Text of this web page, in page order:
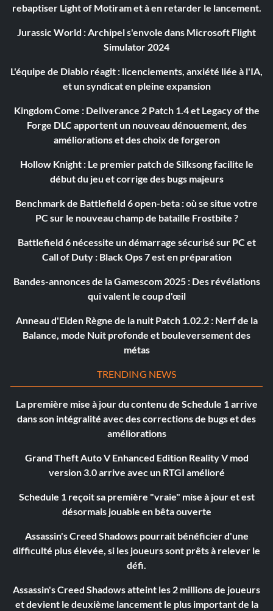
rebaptiser Light of Motiram et à en retarder le lancement.
Jurassic World : Archipel s'envole dans Microsoft Flight
Simulator 2024
L'équipe de Diablo réagit : licenciements, anxiété liée à l'IA,
et un syndicat en pleine expansion
Kingdom Come : Deliverance 2 Patch 1.4 et Legacy of the
Forge DLC apportent un nouveau dénouement, des
améliorations et des choix de forgeron
Hollow Knight : Le premier patch de Silksong facilite le
début du jeu et corrige des bugs majeurs
Benchmark de Battlefield 6 open-beta : où se situe votre
PC sur le nouveau champ de bataille Frostbite ?
Battlefield 6 nécessite un démarrage sécurisé sur PC et
Call of Duty : Black Ops 7 est en préparation
Bandes-annonces de la Gamescom 2025 : Des révélations
qui valent le coup d'œil
Anneau d'Elden Règne de la nuit Patch 1.02.2 : Nerf de la
Balance, mode Nuit profonde et bouleversement des
métas
TRENDING NEWS
La première mise à jour du contenu de Schedule 1 arrive
dans son intégralité avec des corrections de bugs et des
améliorations
Grand Theft Auto V Enhanced Edition Reality V mod
version 3.0 arrive avec un RTGI amélioré
Schedule 1 reçoit sa première "vraie" mise à jour et est
désormais jouable en bêta ouverte
Assassin's Creed Shadows pourrait bénéficier d'une
difficulté plus élevée, si les joueurs sont prêts à relever le
défi.
Assassin's Creed Shadows atteint les 2 millions de joueurs
et devient le deuxième lancement le plus important de la